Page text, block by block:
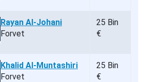
Rayan Al-Johani
Forvet
25 Bin
€
Khalid Al-Muntashiri
Forvet
25 Bin
€